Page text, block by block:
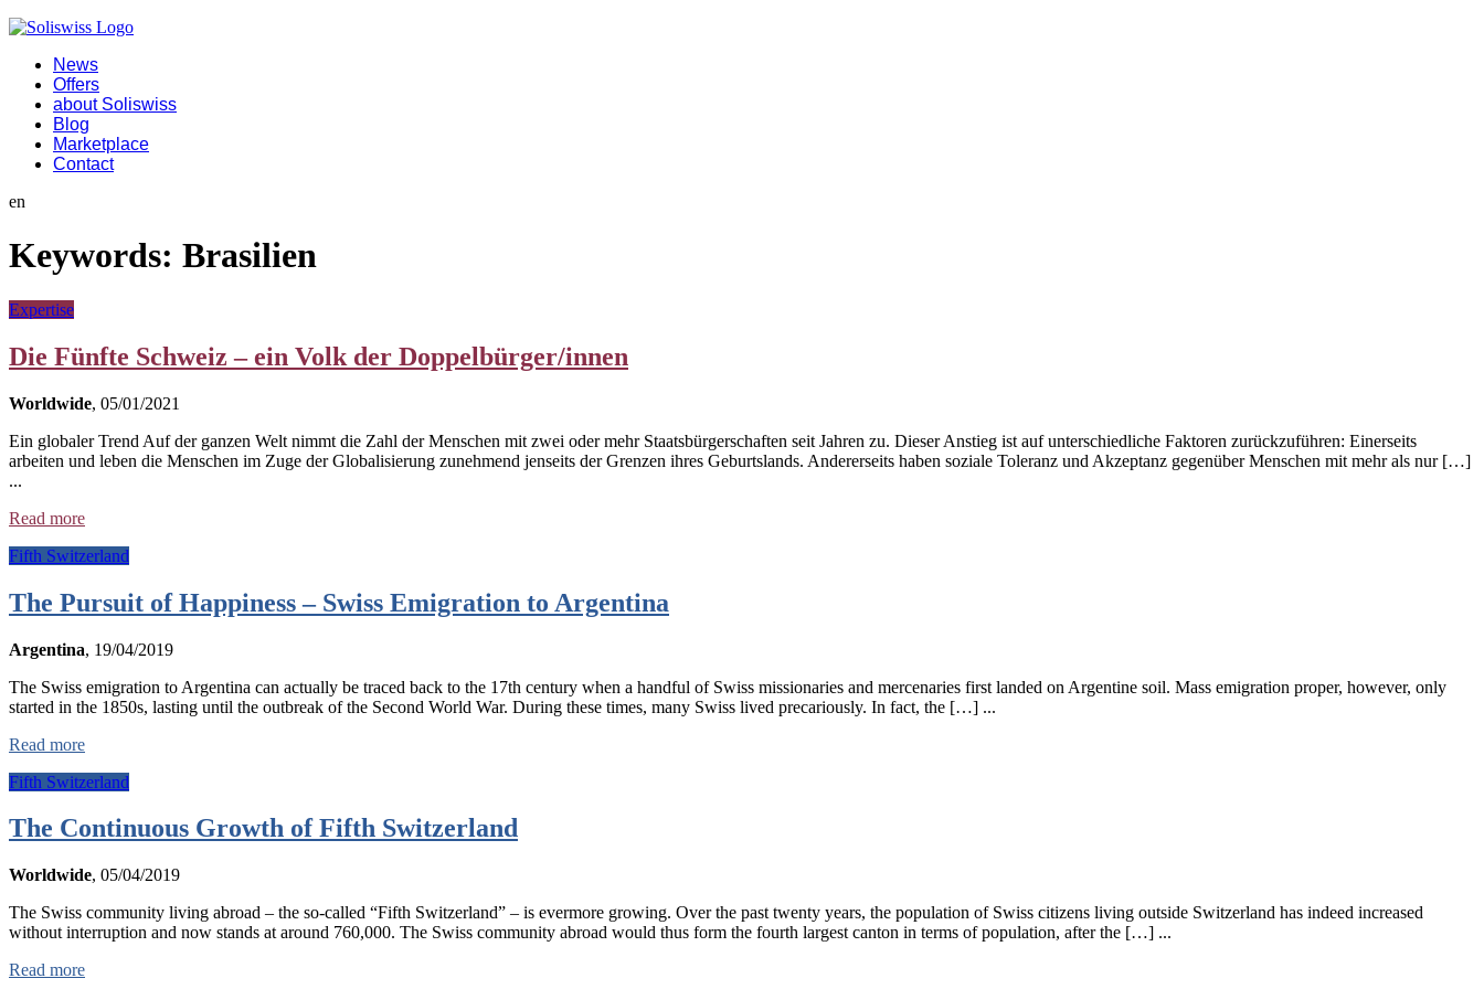
News
Offers
about Soliswiss
Blog
Marketplace
Contact
en
Keywords: Brasilien
Expertise
Die Fünfte Schweiz – ein Volk der Doppelbürger/innen
Worldwide, 05/01/2021
Ein globaler Trend Auf der ganzen Welt nimmt die Zahl der Menschen mit zwei oder mehr Staatsbürgerschaften seit Jahren zu. Dieser Anstieg ist auf unterschiedliche Faktoren zurückzuführen: Einerseits
arbeiten und leben die Menschen im Zuge der Globalisierung zunehmend jenseits der Grenzen ihres Geburtslands. Andererseits haben soziale Toleranz und Akzeptanz gegenüber Menschen mit mehr als nur […]
...
Read more
Fifth Switzerland
The Pursuit of Happiness – Swiss Emigration to Argentina
Argentina, 19/04/2019
The Swiss emigration to Argentina can actually be traced back to the 17th century when a handful of Swiss missionaries and mercenaries first landed on Argentine soil. Mass emigration proper, however, only
started in the 1850s, lasting until the outbreak of the Second World War. During these times, many Swiss lived precariously. In fact, the […] ...
Read more
Fifth Switzerland
The Continuous Growth of Fifth Switzerland
Worldwide, 05/04/2019
The Swiss community living abroad – the so-called “Fifth Switzerland” – is evermore growing. Over the past twenty years, the population of Swiss citizens living outside Switzerland has indeed increased
without interruption and now stands at around 760,000. The Swiss community abroad would thus form the fourth largest canton in terms of population, after the […] ...
Read more